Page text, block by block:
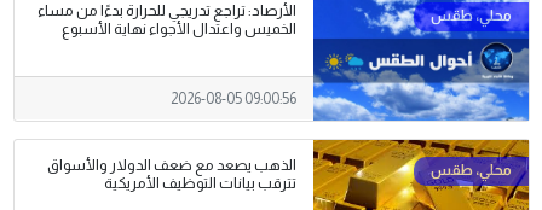
الأرصاد: تراجع تدريجي للحرارة بدءًا من مساء
الخميس واعتدال الأجواء نهاية الأسبوع
2026-08-05 09:00:56
الذهب يصعد مع ضعف الدولار والأسواق
تترقب بيانات التوظيف الأمريكية